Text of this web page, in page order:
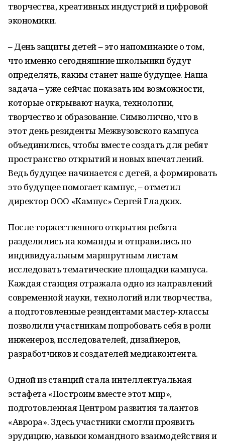
творчества, креативных индустрий и цифровой
экономики.
– День защиты детей – это напоминание о том,
что именно сегодняшние школьники будут
определять, каким станет наше будущее. Наша
задача – уже сейчас показать им возможности,
которые открывают наука, технологии,
творчество и образование. Символично, что в
этот день резиденты Межвузовского кампуса
объединились, чтобы вместе создать для ребят
пространство открытий и новых впечатлений.
Ведь будущее начинается с детей, а формировать
это будущее помогает кампус, – отметил
директор ООО «Кампус» Сергей Гладких.
После торжественного открытия ребята
разделились на команды и отправились по
индивидуальным маршрутным листам
исследовать тематические площадки кампуса.
Каждая станция отражала одно из направлений
современной науки, технологий или творчества,
а подготовленные резидентами мастер-классы
позволили участникам попробовать себя в роли
инженеров, исследователей, дизайнеров,
разработчиков и создателей медиаконтента.
Одной из станций стала интеллектуальная
эстафета «Построим вместе этот мир»,
подготовленная Центром развития талантов
«Аврора». Здесь участники смогли проявить
эрудицию, навыки командного взаимодействия и